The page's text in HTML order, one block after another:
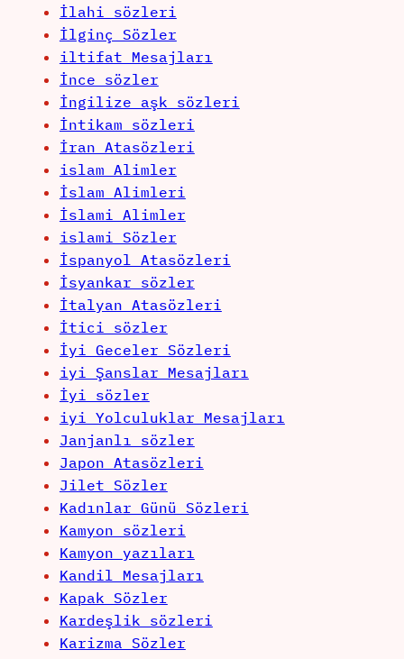
İlahi sözleri
İlginç Sözler
iltifat Mesajları
İnce sözler
İngilize aşk sözleri
İntikam sözleri
İran Atasözleri
islam Alimler
İslam Alimleri
İslami Alimler
islami Sözler
İspanyol Atasözleri
İsyankar sözler
İtalyan Atasözleri
İtici sözler
İyi Geceler Sözleri
iyi Şanslar Mesajları
İyi sözler
iyi Yolculuklar Mesajları
Janjanlı sözler
Japon Atasözleri
Jilet Sözler
Kadınlar Günü Sözleri
Kamyon sözleri
Kamyon yazıları
Kandil Mesajları
Kapak Sözler
Kardeşlik sözleri
Karizma Sözler